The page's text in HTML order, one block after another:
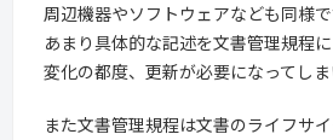
周辺機器やソフトウェアなども同様で
あまり具体的な記述を文書管理規程に
変化の都度、更新が必要になってしま
また文書管理規程は文書のライフサ